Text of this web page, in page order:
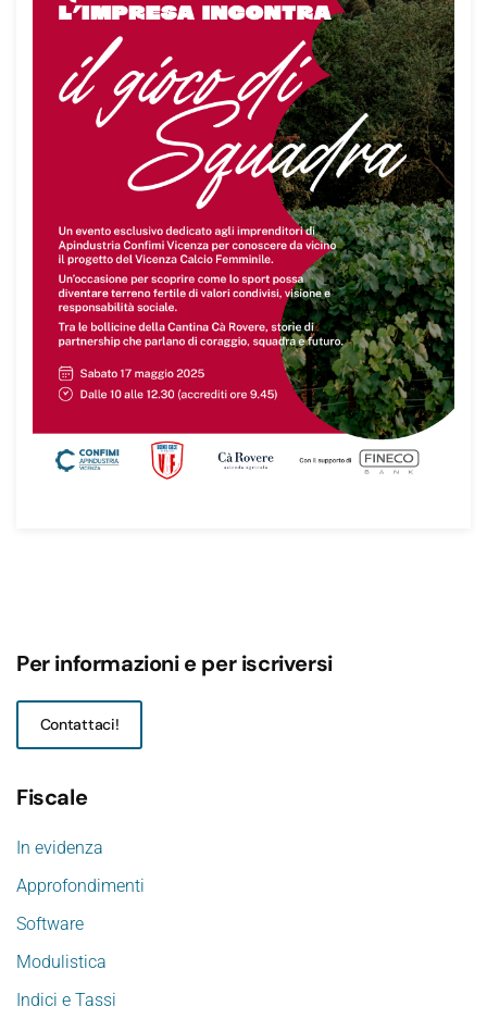
Per informazioni e per iscriversi
Contattaci!
Fiscale
In evidenza
Approfondimenti
Software
Modulistica
Indici e Tassi